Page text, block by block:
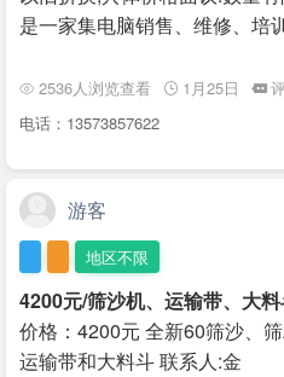
是一家集电脑销售、维修、培
2536人浏览查看 1月25日
电话：13573857622
游客
地区不限
4200元/筛沙机、运输带、大
价格：4200元 全新60筛沙、
运输带和大料斗 联系人:金